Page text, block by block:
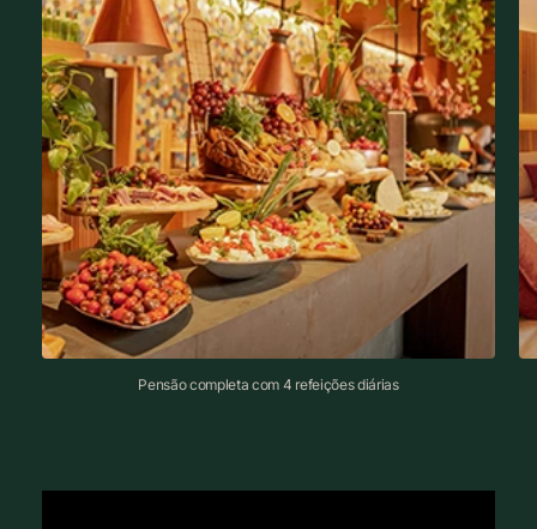
Pensão completa com 4 refeições diárias